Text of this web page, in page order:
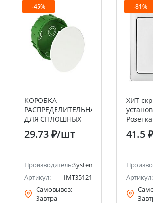
(ранее Schneider Electric)
-45%
КОРОБКА
РАСПРЕДЕЛИТЕЛЬНАЯ
ДЛЯ СПЛОШНЫХ
СТЕН 100(88)X50
Systeme Electric
29.73 ₽/шт
Производитель:Systeme Electric (ранее
Артикул:
IMT35121
Самовывоз:
Завтра
-81%
ХИТ
Electric
41.5 ₽
Артикул: